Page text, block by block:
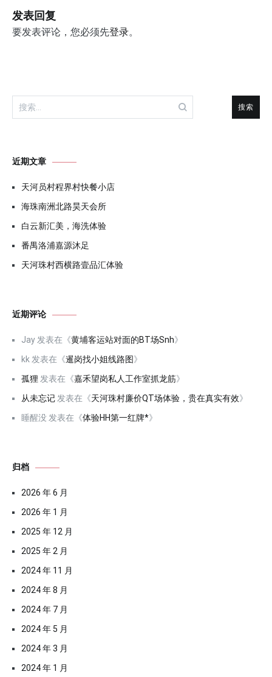
发表回复
要发表评论，您必须先登录。
搜
索：
近期文章
天河员村程界村快餐小店
海珠南洲北路昊天会所
白云新汇美，海洗体验
番禺洛浦嘉源沐足
天河珠村西横路壹品汇体验
近期评论
Jay 发表在《黄埔客运站对面的BT场Snh》
kk 发表在《暹岗找小姐线路图》
孤狸 发表在《嘉禾望岗私人工作室抓龙筋》
从未忘记 发表在《天河珠村廉价QT场体验，贵在真实有效》
睡醒没 发表在《体验HH第一红牌*》
归档
2026 年 6 月
2026 年 1 月
2025 年 12 月
2025 年 2 月
2024 年 11 月
2024 年 8 月
2024 年 7 月
2024 年 5 月
2024 年 3 月
2024 年 1 月